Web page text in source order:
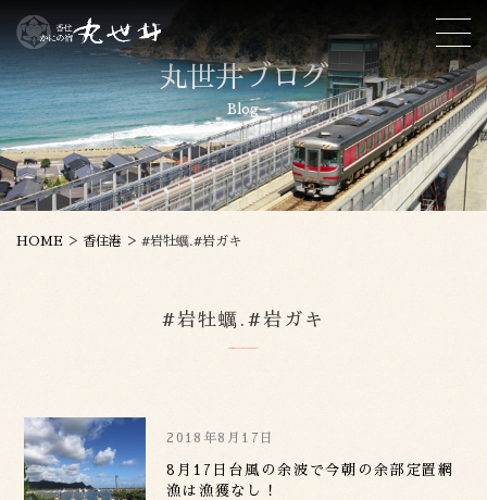
丸世井ブログ
Blog
HOME > 香住港 > #岩牡蠣.#岩ガキ
#岩牡蠣.#岩ガキ
2018年8月17日
8月17日台風の余波で今朝の余部定置網
漁は漁獲なし！